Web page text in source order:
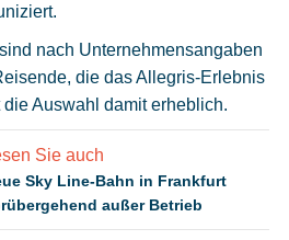
nach Unternehmensangaben
die das Allegris-Erlebnis
Auswahl damit erheblich.
Sie auch
Sky Line-Bahn in Frankfurt
außer Betrieb